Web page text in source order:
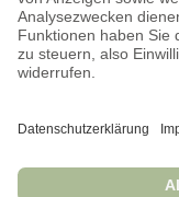
Offizieller